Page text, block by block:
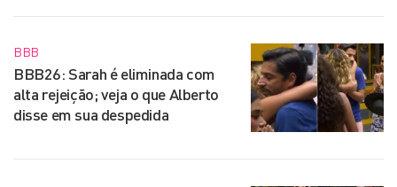
BBB
BBB26: Sarah é eliminada com
alta rejeição; veja o que Alberto
disse em sua despedida